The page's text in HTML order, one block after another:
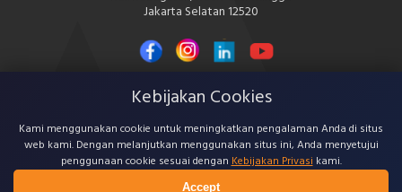
Jakarta Selatan 12520
PT PFI Mega Life Insurance
berizin dan diawasi oleh Otoritas Jasa Keuangan (OJK)
Kebijakan Cookies
Kami menggunakan cookie untuk meningkatkan pengalaman Anda di situs
web kami. Dengan melanjutkan menggunakan situs ini, Anda menyetujui
penggunaan cookie sesuai denganKebijakan Privasikami.
Accept